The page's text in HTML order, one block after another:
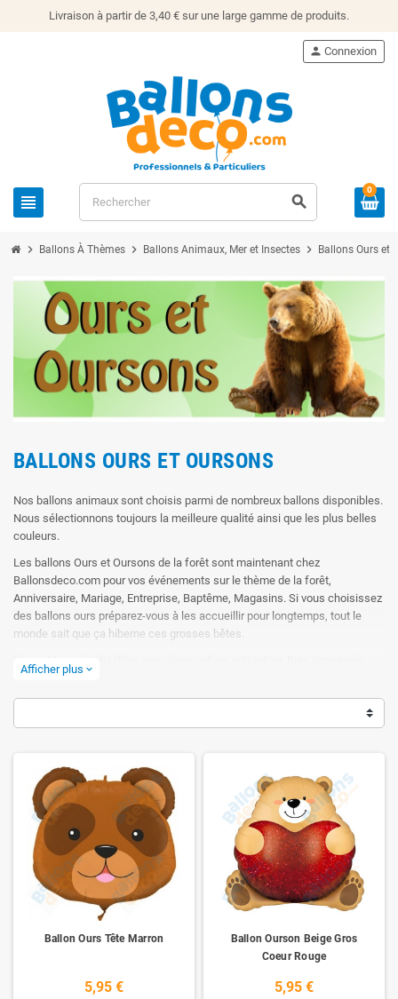
Livraison à partir de 3,40 € sur une large gamme de produits.
view_headline search
person Connexion
0
chevron_right Ballons À Thèmes chevron_right Ballons Animaux, Mer et Insectes chevron_right Ballons Ours et
BALLONS OURS ET OURSONS
Nos ballons animaux sont choisis parmi de nombreux ballons disponibles.
Nous sélectionnons toujours la meilleure qualité ainsi que les plus belles
couleurs.
Les ballons Ours et Oursons de la forêt sont maintenant chez
Ballonsdeco.com pour vos événements sur le thème de la forêt,
Anniversaire, Mariage, Entreprise, Baptême, Magasins. Si vous choisissez
des ballons ours préparez-vous à les accueillir pour longtemps, tout le
monde sait que ça hiberne ces grosses bêtes.
nos ballons pourront être regonflés 10 à 20 fois sur plusieurs années sans
problèmes.
Afficher plus expand_more
Ballon Ours Tête Marron
5,95 €
Ballon Ourson Beige Gros
Coeur Rouge
5,95 €